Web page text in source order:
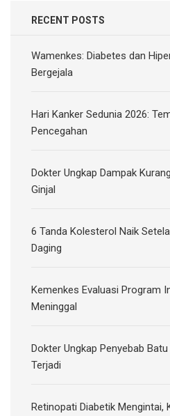
RECENT POSTS
Wamenkes: Diabetes dan
Bergejala
Hari Kanker Sedunia 2026:
Pencegahan
Dokter Ungkap Dampak
Ginjal
6 Tanda Kolesterol Naik
Daging
Kemenkes Evaluasi Program
Meninggal
Dokter Ungkap Penyebab
Terjadi
Retinopati Diabetik Mengintai,